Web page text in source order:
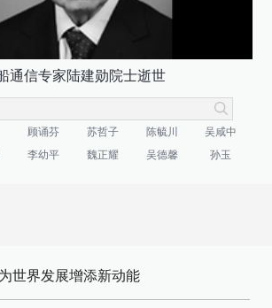
通信专家陆建勋院士逝世
顾诵芬 苏哲子 陈毓川
吴咸中
李幼平 魏正耀 吴德馨 孙玉
世界发展增添新动能